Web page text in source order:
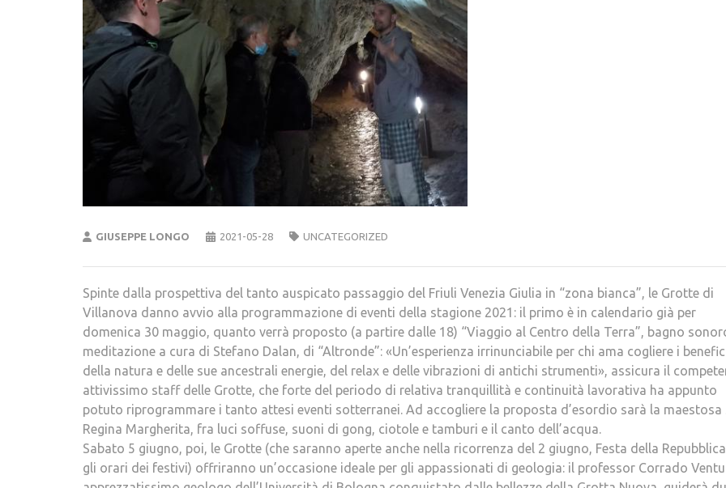
GIUSEPPE LONGO 2021-05-28 UNCATEGORIZED
Spinte dalla prospettiva del tanto auspicato passaggio del Friuli Venezia Giulia in “zona bianca”, le Grotte di
Villanova danno avvio alla programmazione di eventi della stagione 2021: il primo è in calendario già per
domenica 30 maggio, quanto verrà proposto (a partire dalle 18) “Viaggio al Centro della Terra”, bagno
meditazione a cura di Stefano Dalan, di “Altronde”: «Un’esperienza irrinunciabile per chi ama cogliere i
della natura e delle sue ancestrali energie, del relax e delle vibrazioni di antichi strumenti», assicura il
attivissimo staff delle Grotte, che forte del periodo di relativa tranquillità e continuità lavorativa ha appunto
potuto riprogrammare i tanto attesi eventi sotterranei. Ad accogliere la proposta d’esordio sarà la maestosa
Regina Margherita, fra luci soffuse, suoni di gong, ciotole e tamburi e il canto dell’acqua.
Sabato 5 giugno, poi, le Grotte (che saranno aperte anche nella ricorrenza del 2 giugno, Festa della
gli orari dei festivi) offriranno un’occasione ideale per gli appassionati di geologia: il professor Corrado